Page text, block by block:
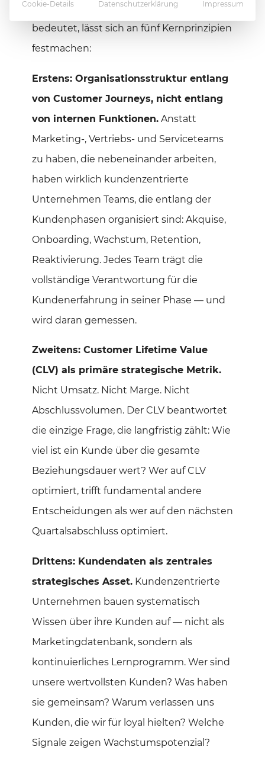
Was Kundenzentrierung konkret
bedeutet, lässt sich an fünf Kernprinzipien
festmachen:
Erstens: Organisationsstruktur entlang
von Customer Journeys, nicht entlang
von internen Funktionen.Anstatt
Marketing-, Vertriebs- und Serviceteams
zu haben, die nebeneinander arbeiten,
haben wirklich kundenzentrierte
Unternehmen Teams, die entlang der
Kundenphasen organisiert sind: Akquise,
Onboarding, Wachstum, Retention,
Reaktivierung. Jedes Team trägt die
vollständige Verantwortung für die
Kundenerfahrung in seiner Phase — und
wird daran gemessen.
Zweitens: Customer Lifetime Value
(CLV) als primäre strategische Metrik.
Nicht Umsatz. Nicht Marge. Nicht
Abschlussvolumen. Der CLV beantwortet
die einzige Frage, die langfristig zählt: Wie
viel ist ein Kunde über die gesamte
Beziehungsdauer wert? Wer auf CLV
optimiert, trifft fundamental andere
Entscheidungen als wer auf den nächsten
Quartalsabschluss optimiert.
Drittens: Kundendaten als zentrales
strategisches Asset.Kundenzentrierte
Unternehmen bauen systematisch
Wissen über ihre Kunden auf — nicht als
Marketingdatenbank, sondern als
kontinuierliches Lernprogramm. Wer sind
unsere wertvollsten Kunden? Was haben
sie gemeinsam? Warum verlassen uns
Kunden, die wir für loyal hielten? Welche
Signale zeigen Wachstumspotenzial?
Cookie-Details Datenschutzerklärung Impressum